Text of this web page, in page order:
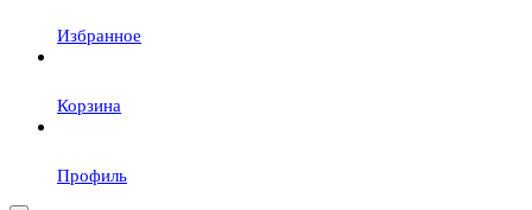
Избранное
Корзина
Профиль